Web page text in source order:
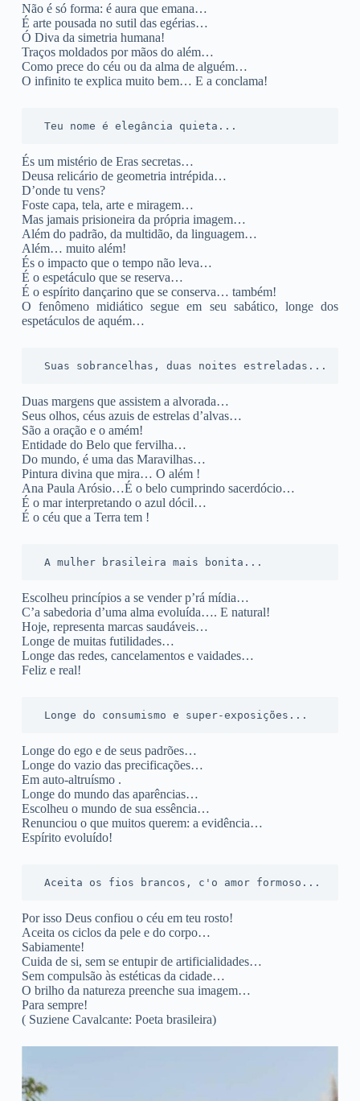
Não é só forma: é aura que emana…
É arte pousada no sutil das egérias…
Ó Diva da simetria humana!
Traços moldados por mãos do além…
Como prece do céu ou da alma de alguém…
O infinito te explica muito bem… E a conclama!
Teu nome é elegância quieta...
És um mistério de Eras secretas…
Deusa relicário de geometria intrépida…
D’onde tu vens?
Foste capa, tela, arte e miragem…
Mas jamais prisioneira da própria imagem…
Além do padrão, da multidão, da linguagem…
Além… muito além!
És o impacto que o tempo não leva…
É o espetáculo que se reserva…
É o espírito dançarino que se conserva… também!
O fenômeno midiático segue em seu sabático, longe dos
espetáculos de aquém…
Suas sobrancelhas, duas noites estreladas...
Duas margens que assistem a alvorada…
Seus olhos, céus azuis de estrelas d’alvas…
São a oração e o amém!
Entidade do Belo que fervilha…
Do mundo, é uma das Maravilhas…
Pintura divina que mira… O além !
Ana Paula Arósio…É o belo cumprindo sacerdócio…
É o mar interpretando o azul dócil…
É o céu que a Terra tem !
A mulher brasileira mais bonita...
Escolheu princípios a se vender p’rá mídia…
C’a sabedoria d’uma alma evoluída…. E natural!
Hoje, representa marcas saudáveis…
Longe de muitas futilidades…
Longe das redes, cancelamentos e vaidades…
Feliz e real!
Longe do consumismo e super-exposições...
Longe do ego e de seus padrões…
Longe do vazio das precificações…
Em auto-altruísmo .
Longe do mundo das aparências…
Escolheu o mundo de sua essência…
Renunciou o que muitos querem: a evidência…
Espírito evoluído!
Aceita os fios brancos, c'o amor formoso...
Por isso Deus confiou o céu em teu rosto!
Aceita os ciclos da pele e do corpo…
Sabiamente!
Cuida de si, sem se entupir de artificialidades…
Sem compulsão às estéticas da cidade…
O brilho da natureza preenche sua imagem…
Para sempre!
( Suziene Cavalcante: Poeta brasileira)